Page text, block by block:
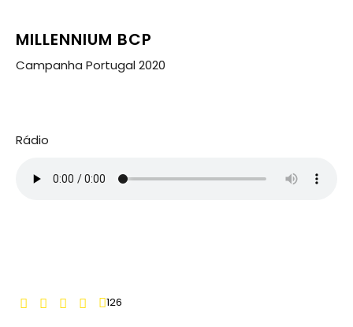
MILLENNIUM BCP
Campanha Portugal 2020
Rádio
126